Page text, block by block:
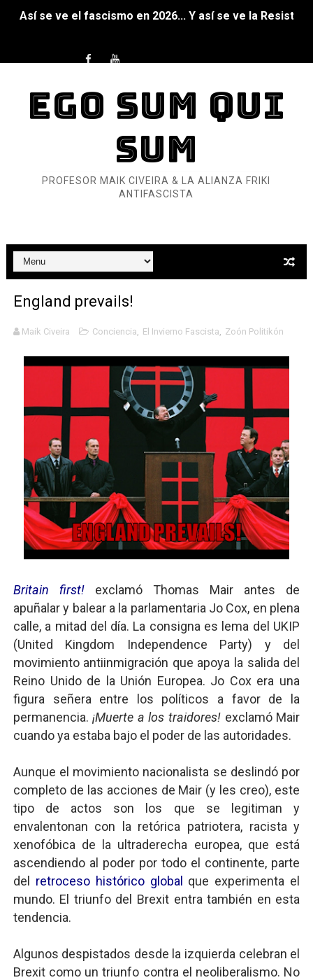
¿Estamos soñando con ovejas eléctricas?
Dioses y Monstruos: Guillermo (DOS)
Carlos Manzo y el narcogobierno asesino
25 grandes películas de terror del siglo XXI
Nuestra era de genocidios
Mis historias favoritas de Superman
Transformers: ¿Una película marxista?
Gentile: Lo que debes entender sobre el fascismo
Definiendo: ¿Qué es el fascismo?
Panorama del nuevo fascismo mundial: Verano de 2026
La falacia etimológica
Mario: La epopeya del fontanero - Parte II
Mario: La epopeya del fontanero - Parte I
Pequeña Filmoteca Antifascista
Que no nos aplaste el Talón de Hierro
Así se ve el fascismo en 2026... Y así se ve la
EGO SUM QUI
SUM
PROFESOR MAIK CIVEIRA & LA ALIANZA FRIKI
ANTIFASCISTA
England prevails!
Maik Civeira Conciencia, El Invierno Fascista, Zoón Politikón
Britain first!exclamó Thomas Mair antes de
apuñalar y balear a la parlamentaria Jo Cox, en plena
calle, a mitad del día. La consigna es lema del UKIP
(United Kingdom Independence Party) y del
movimiento antiinmigración que apoya la salida del
Reino Unido de la Unión Europea. Jo Cox era una
figura señera entre los políticos a favor de la
permanencia.¡Muerte a los traidores! exclamó Mair
cuando ya estaba bajo el poder de las autoridades.
Aunque el movimiento nacionalista se deslindó por
completo de las acciones de Mair (y les creo), este
tipo de actos son los que se legitiman y
envalentonan con la retórica patriotera, racista y
xenofóbica de la ultraderecha europea, que está
ascendiendo al poder por todo el continente, parte
del retroceso histórico global
que experimenta el
mundo. El triunfo del Brexit entra también en esta
tendencia.
Algunos despistados desde la izquierda celebran el
Brexit como un triunfo contra el neoliberalismo. No